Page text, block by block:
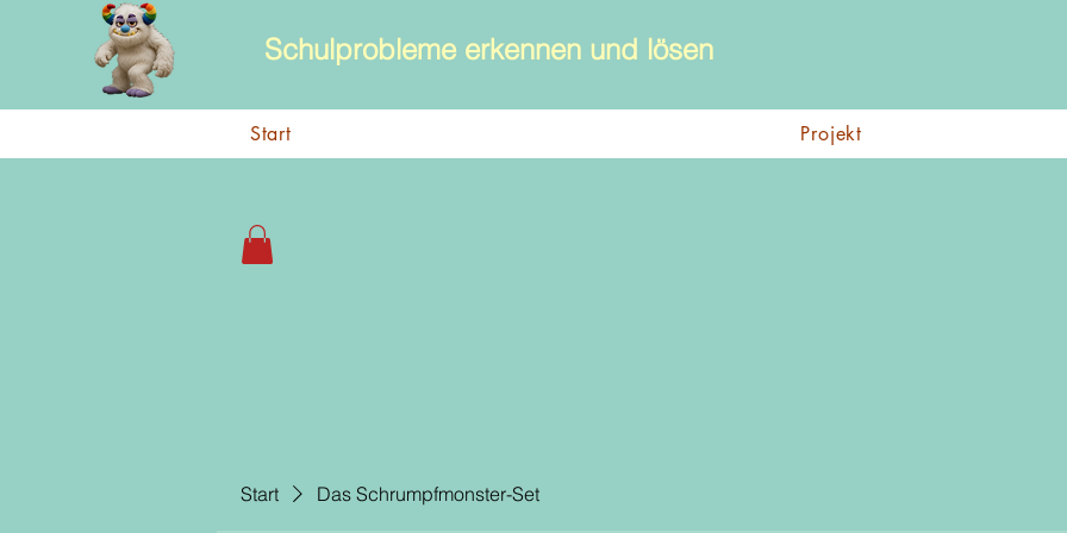
Schulprobleme erkennen und lösen
Start Projekt
Start Das Schrumpfmonster-Set